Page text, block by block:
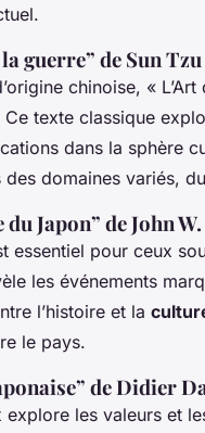
la guerre” de Sun Tzu
chinoise, «
Ce texte classique
dans la sphère
des domaines variés,
Japon” de John
essentiel pour ceux
les événements
l’histoire et la
le pays.
de Didier
explore les valeurs et